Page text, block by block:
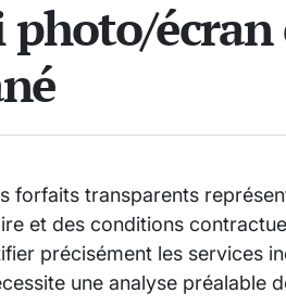
écran
forfaits transparents
et des conditions
précisément les services
une analyse préalable